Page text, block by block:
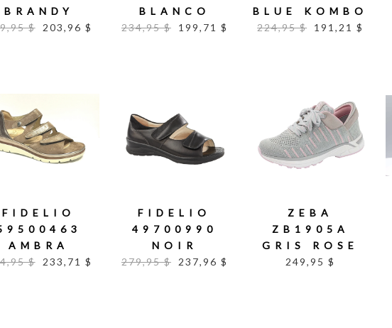
BRANDY
$
203,96 $
BLANCO
234,95 $
199,71 $
BLUE KOMBO
224,95 $
191,21 $
FIDELIO
AMBRA
$
233,71 $
FIDELIO
49700990
NOIR
279,95 $
237,96 $
ZEBA
ZB1905A
GRIS ROSE
249,95 $